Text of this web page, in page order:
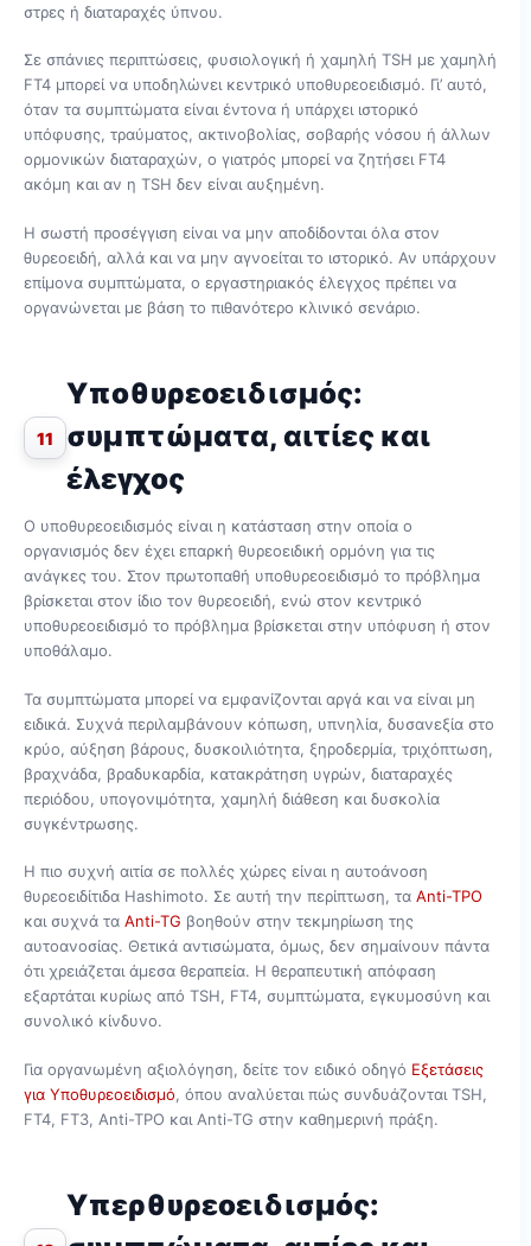
στρες ή διαταραχές ύπνου.
Σε σπάνιες περιπτώσεις, φυσιολογική ή χαμηλή TSH με χαμηλή
FT4 μπορεί να υποδηλώνει κεντρικό υποθυρεοειδισμό. Γι’ αυτό,
όταν τα συμπτώματα είναι έντονα ή υπάρχει ιστορικό
υπόφυσης, τραύματος, ακτινοβολίας, σοβαρής νόσου ή άλλων
ορμονικών διαταραχών, ο γιατρός μπορεί να ζητήσει FT4
ακόμη και αν η TSH δεν είναι αυξημένη.
Η σωστή προσέγγιση είναι να μην αποδίδονται όλα στον
θυρεοειδή, αλλά και να μην αγνοείται το ιστορικό. Αν υπάρχουν
επίμονα συμπτώματα, ο εργαστηριακός έλεγχος πρέπει να
οργανώνεται με βάση το πιθανότερο κλινικό σενάριο.
11
Υποθυρεοειδισμός:
συμπτώματα, αιτίες και
έλεγχος
Ο υποθυρεοειδισμός είναι η κατάσταση στην οποία ο
οργανισμός δεν έχει επαρκή θυρεοειδική ορμόνη για τις
ανάγκες του. Στον πρωτοπαθή υποθυρεοειδισμό το πρόβλημα
βρίσκεται στον ίδιο τον θυρεοειδή, ενώ στον κεντρικό
υποθυρεοειδισμό το πρόβλημα βρίσκεται στην υπόφυση ή στον
υποθάλαμο.
Τα συμπτώματα μπορεί να εμφανίζονται αργά και να είναι μη
ειδικά. Συχνά περιλαμβάνουν κόπωση, υπνηλία, δυσανεξία στο
κρύο, αύξηση βάρους, δυσκοιλιότητα, ξηροδερμία, τριχόπτωση,
βραχνάδα, βραδυκαρδία, κατακράτηση υγρών, διαταραχές
περιόδου, υπογονιμότητα, χαμηλή διάθεση και δυσκολία
συγκέντρωσης.
Η πιο συχνή αιτία σε πολλές χώρες είναι η αυτοάνοση
θυρεοειδίτιδα Hashimoto. Σε αυτή την περίπτωση, τα Anti-TPO
και συχνά τα Anti-TG βοηθούν στην τεκμηρίωση της
αυτοανοσίας. Θετικά αντισώματα, όμως, δεν σημαίνουν πάντα
ότι χρειάζεται άμεσα θεραπεία. Η θεραπευτική απόφαση
εξαρτάται κυρίως από TSH, FT4, συμπτώματα, εγκυμοσύνη και
συνολικό κίνδυνο.
Για οργανωμένη αξιολόγηση, δείτε τον ειδικό οδηγό Εξετάσεις
για Υποθυρεοειδισμό, όπου αναλύεται πώς συνδυάζονται TSH,
FT4, FT3, Anti-TPO και Anti-TG στην καθημερινή πράξη.
Υπερθυρεοειδισμός: